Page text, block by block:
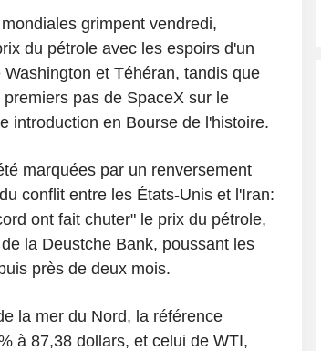
grimpent vendredi,
du pétrole avec les espoirs d'un
et Téhéran, tandis que
pas de SpaceX sur le
introduction en Bourse de l'histoire.
marquées par un renversement
conflit entre les États-Unis et l'Iran:
ont fait chuter" le prix du pétrole,
la Deustche Bank, poussant les
près de deux mois.
la mer du Nord, la référence
à 87,38 dollars, et celui de WTI,